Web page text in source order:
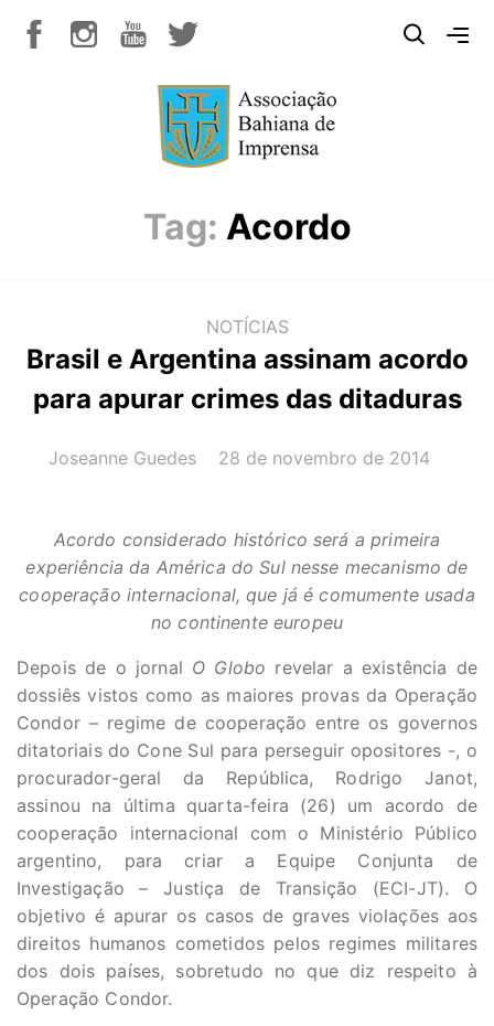
Tag: Acordo
NOTÍCIAS
Brasil e Argentina assinam acordo
para apurar crimes das ditaduras
AUTOR(A):
Joseanne Guedes DATA:
28 de novembro de 2014
Acordo considerado histórico será a primeira
experiência da América do Sul nesse mecanismo de
cooperação internacional, que já é comumente usada
no continente europeu
Depois de o jornal O Globo revelar a existência de
dossiês vistos como as maiores provas da Operação
Condor – regime de cooperação entre os governos
ditatoriais do Cone Sul para perseguir opositores -, o
procurador-geral da República, Rodrigo Janot,
assinou na última quarta-feira (26) um acordo de
cooperação internacional com o Ministério Público
argentino, para criar a Equipe Conjunta de
Investigação – Justiça de Transição (ECI-JT). O
objetivo é apurar os casos de graves violações aos
direitos humanos cometidos pelos regimes militares
dos dois países, sobretudo no que diz respeito à
Operação Condor.